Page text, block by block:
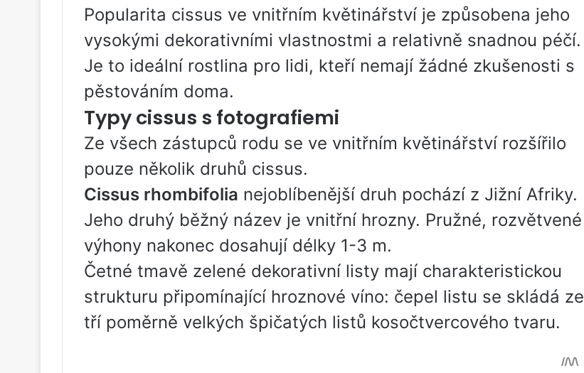
Popularita cissus ve vnitřním květinářství je způsobena jeho
vysokými dekorativními vlastnostmi a relativně snadnou péčí.
Je to ideální rostlina pro lidi, kteří nemají žádné zkušenosti s
pěstováním doma.
Typy cissus s fotografiemi
Ze všech zástupců rodu se ve vnitřním květinářství rozšířilo
pouze několik druhů cissus.
Cissus rhombifolia nejoblíbenější druh pochází z Jižní Afriky.
Jeho druhý běžný název je vnitřní hrozny. Pružné, rozvětvené
výhony nakonec dosahují délky 1-3 m.
Četné tmavě zelené dekorativní listy mají charakteristickou
strukturu připomínající hroznové víno: čepel listu se skládá ze
tří poměrně velkých špičatých listů kosočtvercového tvaru.